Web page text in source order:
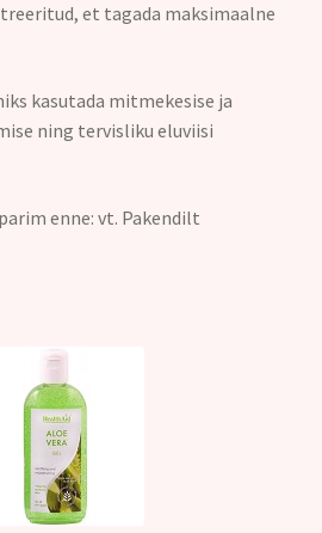
et tagada maksimaalne
kasutada mitmekesise ja
ning tervisliku eluviisi
enne: vt. Pakendilt